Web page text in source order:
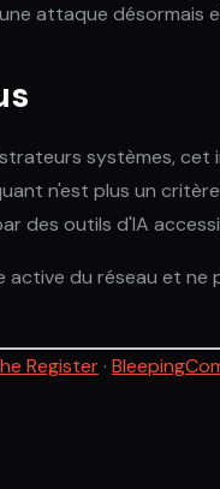
attaque désormais
systèmes,
n'est plus un
des outils d'IA
du réseau et
Register ·